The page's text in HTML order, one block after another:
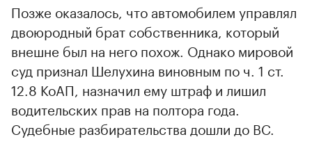
Позже оказалось, что автомобилем управлял
двоюродный брат собственника, который
внешне был на него похож. Однако мировой
суд признал Шелухина виновным по ч. 1 ст.
12.8 КоАП, назначил ему штраф и лишил
водительских прав на полтора года.
Судебные разбирательства дошли до ВС.